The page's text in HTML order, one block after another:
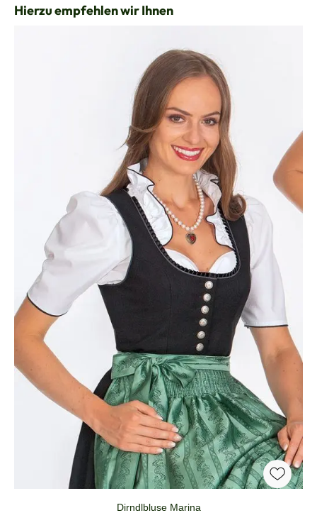
Produktgalerie überspringen
Hierzu empfehlen wir Ihnen
Dirndlbluse Marina